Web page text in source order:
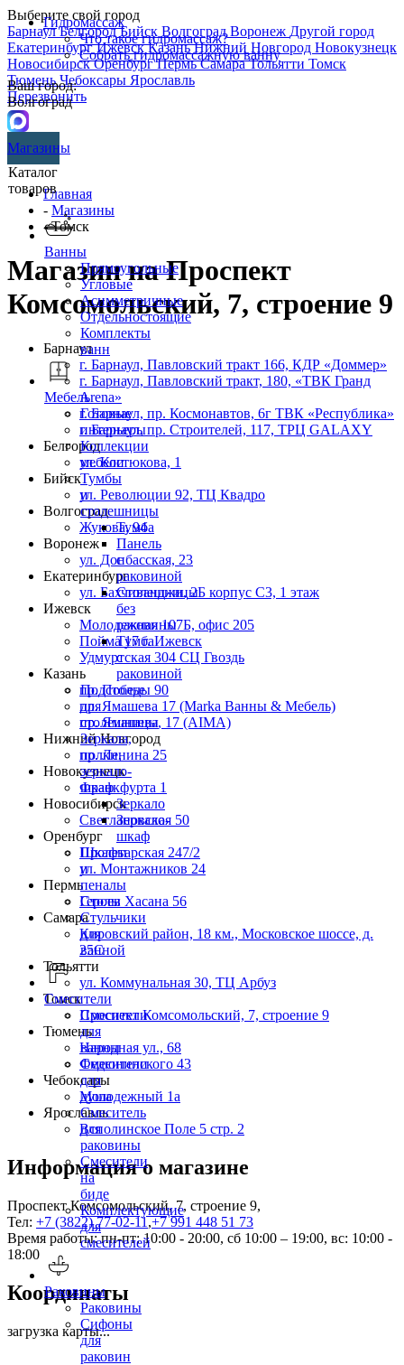
Выберите свой город
БарнаулБелгородБийск ВолгоградВоронеж Другой город
ЕкатеринбургИжевскКазаньНижний Новгород Новокузнецк
НовосибирскОренбургПермьСамараТольятти Томск
ТюменьЧебоксары Ярославль
Перезвонить
Гидромассаж
Что такое гидромассаж?
Собрать гидромассажную ванну
Ваш город:
Волгоград
Магазины
Каталог
товаров
Ванны
Прямоугольные
Угловые
Асимметричные
Отдельностоящие
Комплекты
ванн
Мебель
Готовые
интерьеры
Коллекции
мебели
Тумбы
и
столешницы
Тумба
Панель
с
раковиной
Столешницы
без
раковины
Тумба
с
раковиной
Подстолье
для
столешницы
Зеркала,
полки,
зеркало-
шкаф
Зеркало
Зеркало-
шкаф
Шкафы
и
пеналы
Столы
Стульчики
для
ванной
Смесители
Смесители
для
ванны
Смесители
для
душа
Смеситель
для
раковины
Смесители
на
биде
Комплектующие
для
смесителей
Раковины
Раковины
Сифоны
для
раковин
Главная
- Магазины
- Томск
Магазин на Проспект
Комсомольский, 7, строение 9
Барнаул
г. Барнаул, Павловский тракт 166, КДР «Доммер»
г. Барнаул,​ ​Павловский тракт, 180, «ТВК Гранд
Arena»
г. Барнаул, пр. Космонавтов, 6г ТВК «Республика»
г. Барнаул, пр. Строителей, 117, ТРЦ GALAXY
Белгород
ул. Костюкова, 1
Бийск
ул. Революции 92, ТЦ Квадро
Волгоград
Жукова, 94
Воронеж
ул. Донбасская, 23
Екатеринбург
ул. Бахчиванджи, 2Б корпус С3, 1 этаж
Ижевск
Молодежная 107Б, офис 205
Пойма 17 г. Ижевск
Удмуртская 304 СЦ Гвоздь
Казань
пр. Победы 90
пр. Ямашева 17 (Marka Ванны & Мебель)
пр. Ямашева, 17 (AIMA)
Нижний Новгород
пр. Ленина 25
Новокузнецк
Франкфурта 1
Новосибирск
Светлановская 50
Оренбург
Пролетарская 247/2
ул. Монтажников 24
Пермь
Героев Хасана 56
Самара
Кировский район, 18 км., Московское шоссе, д.
25С
Тольятти
ул. Коммунальная 30, ТЦ Арбуз
Томск
Проспект Комсомольский, 7, строение 9
Тюмень
Народная ул., 68
Федюнинского 43
Чебоксары
Молодежный 1а
Ярославль
Всполинское Поле 5 стр. 2
Информация о магазине
Проспект Комсомольский, 7, строение 9,
Тел: +7 (3822) 77-02-11,+7 991 448 51 73
Время работы: пн-пт: 10:00 - 20:00, сб 10:00 – 19:00, вс: 10:00 -
18:00
Координаты
загрузка карты...